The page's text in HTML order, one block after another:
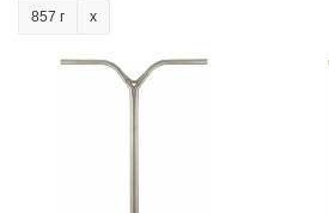
857 г